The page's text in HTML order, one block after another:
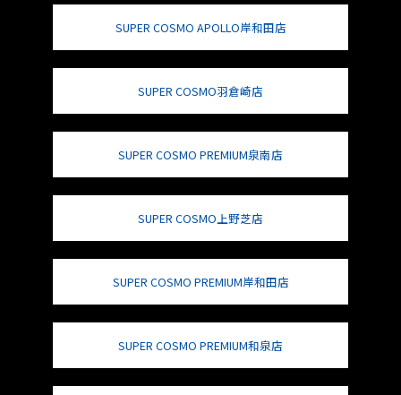
SUPER COSMO APOLLO岸和田店
SUPER COSMO羽倉崎店
SUPER COSMO PREMIUM泉南店
SUPER COSMO上野芝店
SUPER COSMO PREMIUM岸和田店
SUPER COSMO PREMIUM和泉店